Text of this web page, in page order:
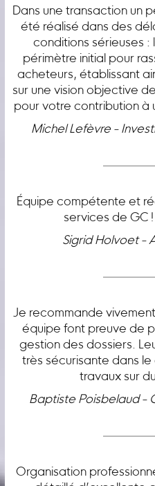
Dans une transaction un
été réalisé dans des
conditions sérieuses :
périmètre initial pour
acheteurs, établissant
sur une vision objective
pour votre contribution à
Michel Lefèvre -
Équipe compétente et
services de GC
Sigrid Holvoet -
Je recommande
équipe font preuve de
gestion des dossiers.
très sécurisante dans
travaux sur
Baptiste Poisbelaud -
Organisation